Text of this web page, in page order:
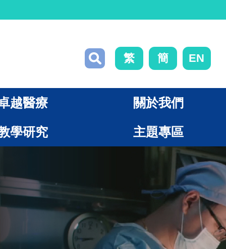
繁 簡 EN
越醫療 關於我們
學研究 主題專區